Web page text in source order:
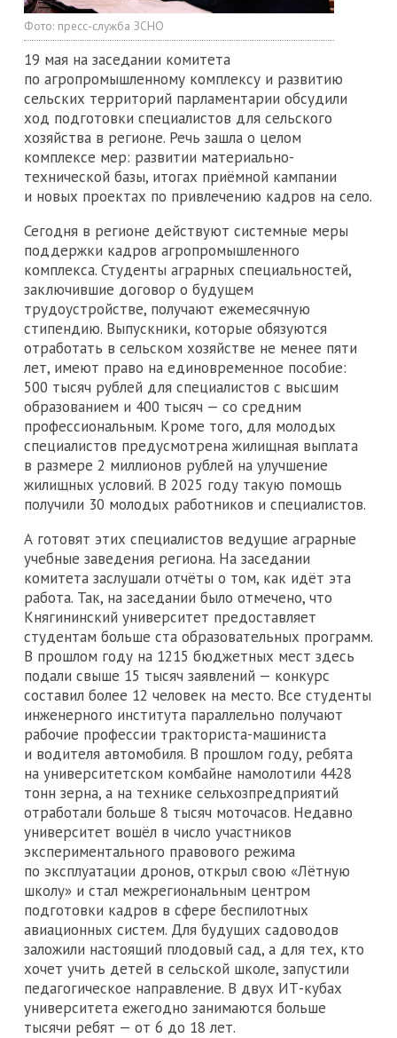
Фото: пресс-служба ЗСНО
19 мая на заседании комитета
по агропромышленному комплексу и развитию
сельских территорий парламентарии обсудили
ход подготовки специалистов для сельского
хозяйства в регионе. Речь зашла о целом
комплексе мер: развитии материально-
технической базы, итогах приёмной кампании
и новых проектах по привлечению кадров на село.
Сегодня в регионе действуют системные меры
поддержки кадров агропромышленного
комплекса. Студенты аграрных специальностей,
заключившие договор о будущем
трудоустройстве, получают ежемесячную
стипендию. Выпускники, которые обязуются
отработать в сельском хозяйстве не менее пяти
лет, имеют право на единовременное пособие:
500 тысяч рублей для специалистов с высшим
образованием и 400 тысяч — со средним
профессиональным. Кроме того, для молодых
специалистов предусмотрена жилищная выплата
в размере 2 миллионов рублей на улучшение
жилищных условий. В 2025 году такую помощь
получили 30 молодых работников и специалистов.
А готовят этих специалистов ведущие аграрные
учебные заведения региона. На заседании
комитета заслушали отчёты о том, как идёт эта
работа. Так, на заседании было отмечено, что
Княгининский университет предоставляет
студентам больше ста образовательных программ.
В прошлом году на 1215 бюджетных мест здесь
подали свыше 15 тысяч заявлений — конкурс
составил более 12 человек на место. Все студенты
инженерного института параллельно получают
рабочие профессии тракториста-машиниста
и водителя автомобиля. В прошлом году, ребята
на университетском комбайне намолотили 4428
тонн зерна, а на технике сельхозпредприятий
отработали больше 8 тысяч моточасов. Недавно
университет вошёл в число участников
экспериментального правового режима
по эксплуатации дронов, открыл свою «Лётную
школу» и стал межрегиональным центром
подготовки кадров в сфере беспилотных
авиационных систем. Для будущих садоводов
заложили настоящий плодовый сад, а для тех, кто
хочет учить детей в сельской школе, запустили
педагогическое направление. В двух ИТ-кубах
университета ежегодно занимаются больше
тысячи ребят — от 6 до 18 лет.